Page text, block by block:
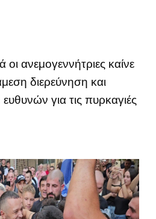
οι ανεμογεννήτριες καίνε
διερεύνηση και
για τις πυρκαγιές